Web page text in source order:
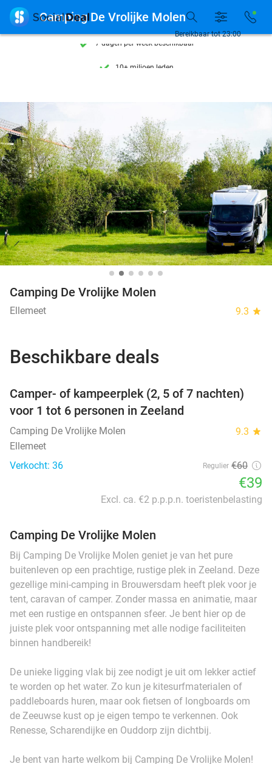
7 dagen per week beschikbaar
7 dagen per week beschikbaar
10+ miljoen leden
Bereikbaar tot 23:00
 Camping De Vrolijke Molen
Camping De Vrolijke Molen
Ellemeet 9.3 star
Beschikbare deals
Camper- of kampeerplek (2, 5 of 7 nachten)
voor 1 tot 6 personen in Zeeland
Camping De Vrolijke Molen 9.3 star
Ellemeet
Verkocht: 36
Regulier €60
€39
Excl. ca. €2 p.p.p.n. toeristenbelasting
Camping De Vrolijke Molen
Bij Camping De Vrolijke Molen geniet je van het pure
buitenleven op een prachtige, rustige plek in Zeeland. Deze
gezellige mini-camping in Brouwersdam heeft plek voor je
tent, caravan of camper. Zonder massa en animatie, maar
met een rustige en ontspannen sfeer. Je bent hier op de
juiste plek voor ontspanning met alle nodige faciliteiten
binnen handbereik!
De unieke ligging vlak bij zee nodigt je uit om lekker actief
te worden op het water. Zo kun je kitesurfmaterialen of
paddleboards huren, maar ook fietsen of longboards om
de Zeeuwse kust op je eigen tempo te verkennen. Ook
Renesse, Scharendijke en Ouddorp zijn dichtbij.
Je bent van harte welkom bij Camping De Vrolijke Molen!